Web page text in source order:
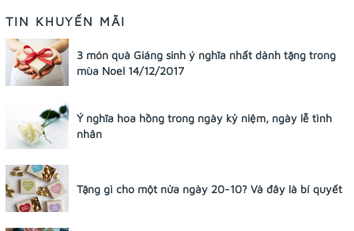
TIN KHUYẾN MÃI
3 món quà Giáng sinh ý nghĩa nhất dành tặng trong
mùa Noel 14/12/2017
Ý nghĩa hoa hồng trong ngày kỷ niệm, ngày lễ tình
nhân
Tặng gì cho một nửa ngày 20-10? Và đây là bí quyết